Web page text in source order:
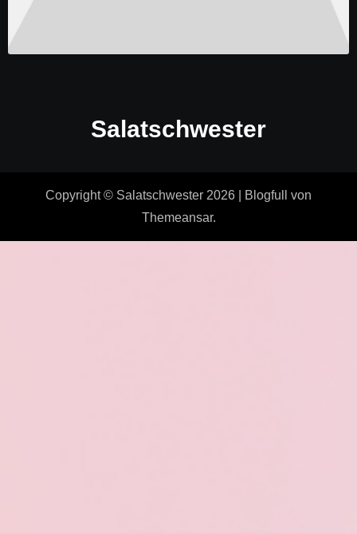
Salatschwester
Copyright © Salatschwester 2026 Blogfull
von
Themeansar.